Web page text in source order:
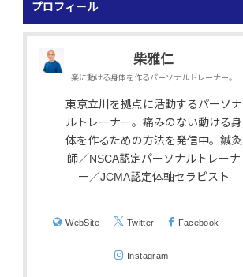
プロフィール
柴雅仁
楽に動ける身体を作るパーソナルトレーナー。
東京立川を拠点に活動するパーソナ
ルトレーナー。痛みのない動ける身
体を作るための方法を発信中。鍼灸
師／NSCA認定パーソナルトレーナ
ー／JCMA認定体軸セラピスト
WebSite Twitter Facebook
Instagram